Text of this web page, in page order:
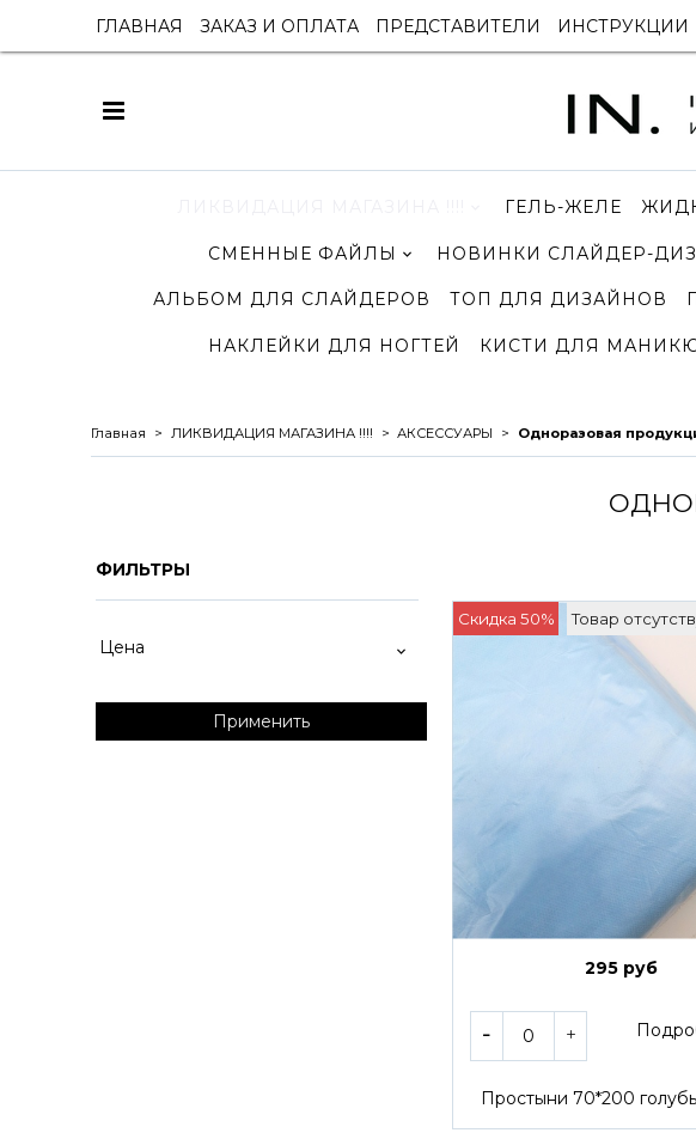
ГЛАВНАЯ ЗАКАЗ И ОПЛАТА ПРЕДСТАВИТЕЛИ ИНСТРУКЦИИ
ГЕЛЬ-ЖЕЛЕ
СМЕННЫЕ ФАЙЛЫ НОВИНКИ СЛАЙДЕР-
АЛЬБОМ ДЛЯ СЛАЙДЕРОВ ТОП ДЛЯ ДИЗАЙНОВ
НАКЛЕЙКИ ДЛЯ НОГТЕЙ КИСТИ ДЛЯ
Главная ЛИКВИДАЦИЯ МАГАЗИНА !!!! АКСЕССУАРЫ Одноразовая
Скидка 50% Товар
295 руб
Простыни 70*200
ФИЛЬТРЫ
Цена
Применить